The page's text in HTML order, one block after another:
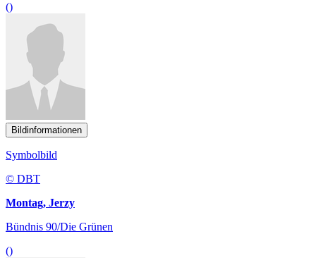
()
Bildinformationen
Symbolbild
© DBT
Montag, Jerzy
Bündnis 90/Die Grünen
()